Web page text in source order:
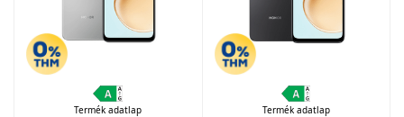
Termék adatlap Termék adatlap